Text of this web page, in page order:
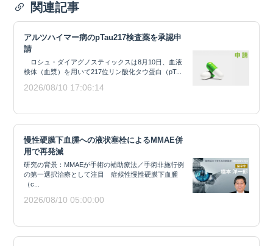
関連記事
アルツハイマー病のpTau217検査薬を承認申
請
ロシュ・ダイアグノスティックスは8月10日、血液
検体（血漿）を用いて217位リン酸化タウ蛋白（pT...
2026/08/10 17:06:14
慢性硬膜下血腫への液状塞栓によるMMAE併
用で再発減
研究の背景：MMAEが手術の補助療法／手術非施行例
の第一選択治療として注目 症候性慢性硬膜下血腫
（c...
2026/08/10 05:00:00